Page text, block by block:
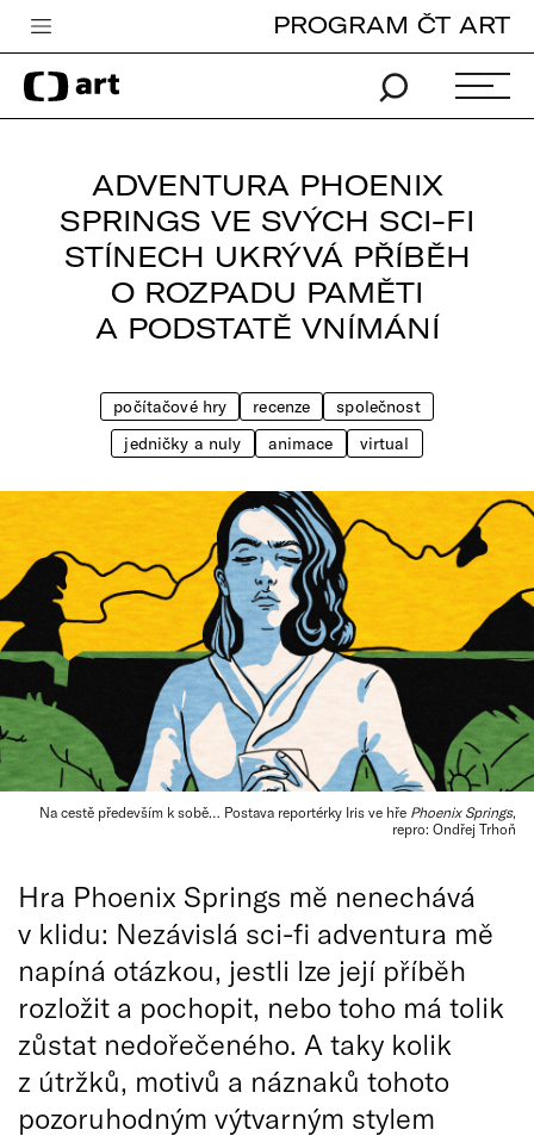
Česká televize
Zpravodajství
iVysílání
TV program
PROGRAM ČT ART
ADVENTURA PHOENIX
SPRINGS VE SVÝCH SCI-FI
STÍNECH UKRÝVÁ PŘÍBĚH
O ROZPADU PAMĚTI
A PODSTATĚ VNÍMÁNÍ
počítačové hry recenze
společnost
jedničky a nuly
animace virtual
Na cestě především k sobě… Postava reportérky Iris ve hře Phoenix Springs,
repro: Ondřej Trhoň
Hra Phoenix Springs mě nenechává
v klidu: Nezávislá sci-fi adventura mě
napíná otázkou, jestli lze její příběh
rozložit a pochopit, nebo toho má tolik
zůstat nedořečeného. A taky kolik
z útržků, motivů a náznaků tohoto
pozoruhodným výtvarným stylem